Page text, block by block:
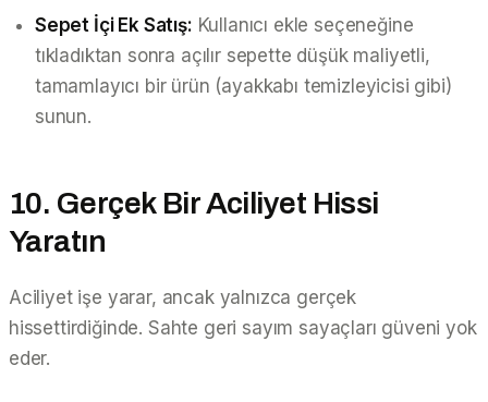
Sepet İçi Ek Satış: Kullanıcı ekle seçeneğine
tıkladıktan sonra açılır sepette düşük maliyetli,
tamamlayıcı bir ürün (ayakkabı temizleyicisi gibi)
sunun.
10. Gerçek Bir Aciliyet Hissi
Yaratın
Aciliyet işe yarar, ancak yalnızca gerçek
hissettirdiğinde. Sahte geri sayım sayaçları güveni yok
eder.